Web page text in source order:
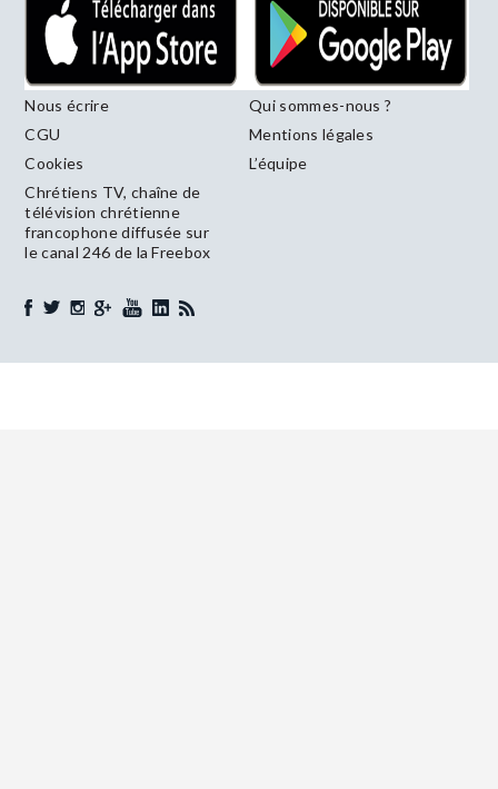
Nous écrire
Qui sommes-nous ?
CGU
Mentions légales
Cookies
L’équipe
Chrétiens TV, chaîne de
télévision chrétienne
francophone diffusée sur
le canal 246 de la Freebox